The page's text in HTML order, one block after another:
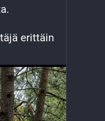
erittäin